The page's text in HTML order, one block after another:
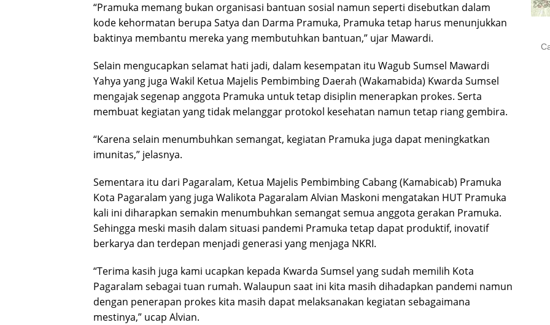
“Pramuka memang bukan organisasi bantuan sosial namun seperti disebutkan dalam
kode kehormatan berupa Satya dan Darma Pramuka, Pramuka tetap harus menunjukkan
baktinya membantu mereka yang membutuhkan bantuan,” ujar Mawardi.
Selain mengucapkan selamat hati jadi, dalam kesempatan itu Wagub Sumsel Mawardi
Yahya yang juga Wakil Ketua Majelis Pembimbing Daerah (Wakamabida) Kwarda Sumsel
mengajak segenap anggota Pramuka untuk tetap disiplin menerapkan prokes. Serta
membuat kegiatan yang tidak melanggar protokol kesehatan namun tetap riang gembira.
“Karena selain menumbuhkan semangat, kegiatan Pramuka juga dapat meningkatkan
imunitas,” jelasnya.
Sementara itu dari Pagaralam, Ketua Majelis Pembimbing Cabang (Kamabicab) Pramuka
Kota Pagaralam yang juga Walikota Pagaralam Alvian Maskoni mengatakan HUT Pramuka
kali ini diharapkan semakin menumbuhkan semangat semua anggota gerakan Pramuka.
Sehingga meski masih dalam situasi pandemi Pramuka tetap dapat produktif, inovatif
berkarya dan terdepan menjadi generasi yang menjaga NKRI.
“Terima kasih juga kami ucapkan kepada Kwarda Sumsel yang sudah memilih Kota
Pagaralam sebagai tuan rumah. Walaupun saat ini kita masih dihadapkan pandemi namun
dengan penerapan prokes kita masih dapat melaksanakan kegiatan sebagaimana
mestinya,” ucap Alvian.